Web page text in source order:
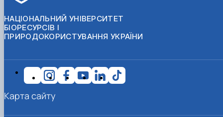
НАЦІОНАЛЬНИЙ УНІВЕРСИТЕТ
БІОРЕСУРСІВ І
ПРИРОДОКОРИСТУВАННЯ УКРАЇНИ
Карта сайту